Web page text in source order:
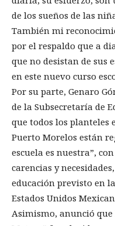
de los sueños de las
También mi
por el respaldo que a
que no desistan de sus
en este nuevo curso
Por su parte, Genaro
de la Subsecretaría de
que todos los planteles
Puerto Morelos están
escuela es nuestra”,
carencias y
educación previsto en
Estados Unidos
Asimismo, anunció